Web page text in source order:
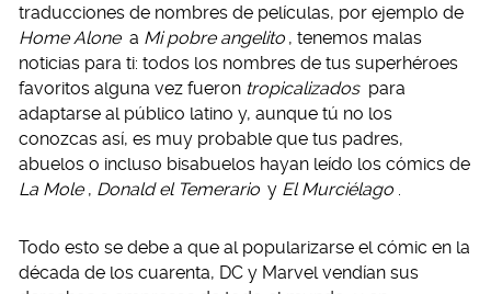
traducciones de nombres de películas, por ejemplo de
Home Alone a Mi pobre angelito , tenemos malas
noticias para ti: todos los nombres de tus superhéroes
favoritos alguna vez fueron tropicalizados para
adaptarse al público latino y, aunque tú no los
conozcas así, es muy probable que tus padres,
abuelos o incluso bisabuelos hayan leído los cómics de
La Mole , Donald el Temerario y El Murciélago .
Todo esto se debe a que al popularizarse el cómic en la
década de los cuarenta, DC y Marvel vendían sus